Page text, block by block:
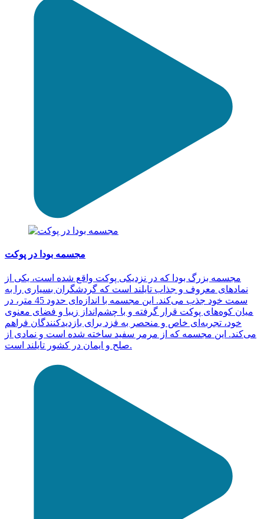
مجسمه بودا در پوکت
مجسمه بزرگ بودا که در نزدیکی پوکت واقع شده است، یکی از
نمادهای معروف و جذاب تایلند است که گردشگران بسیاری را به
سمت خود جذب می‌کند. این مجسمه با اندازه‌ای حدود 45 متر، در
میان کوه‌های پوکت قرار گرفته و با چشم‌انداز زیبا و فضای معنوی
خود، تجربه‌ای خاص و منحصر به فزد برای بازدیدکنندگان فراهم
می‌کند. این مجسمه که از مرمر سفید ساخته شده است و نمادی از
صلح و ایمان در کشور تایلند است.